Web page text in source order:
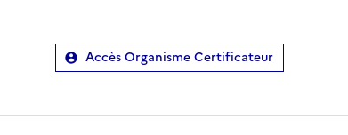
Accès Organisme Certificateur